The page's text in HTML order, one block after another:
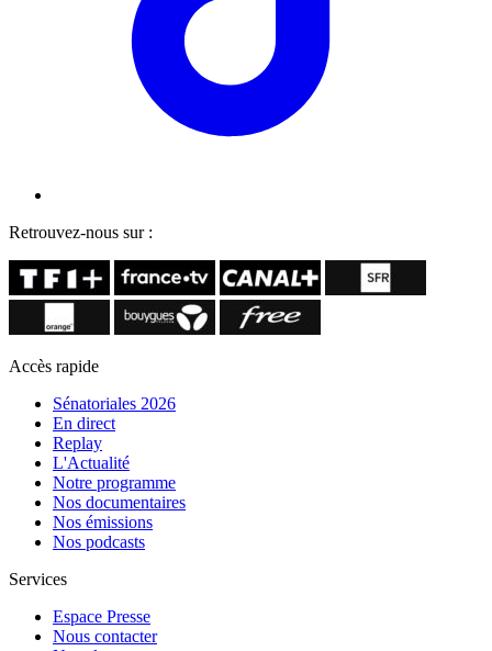
Retrouvez-nous sur :
Accès rapide
Sénatoriales 2026
En direct
Replay
L'Actualité
Notre programme
Nos documentaires
Nos émissions
Nos podcasts
Services
Espace Presse
Nous contacter